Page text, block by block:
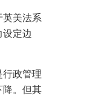
英美法系
定边
行政管理
降。但其